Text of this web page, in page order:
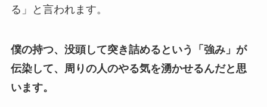
る」と言われます。
僕の持つ、没頭して突き詰めるという「強み」が
伝染して、周りの人のやる気を湧かせるんだと思
います。